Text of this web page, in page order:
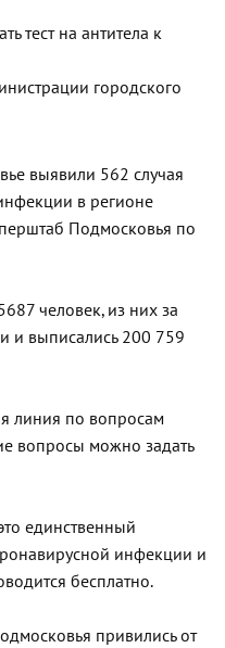
городского
выявили 562 случая
в регионе
Подмосковья по
человек, из них за
и выписались 200 759
линия по вопросам
вопросы можно задать
единственный
инфекции и
бесплатно.
привились от